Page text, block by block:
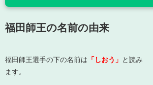
福田師王の名前の由来
福田師王選手の下の名前は 「しおう」 と読み
ます。